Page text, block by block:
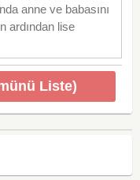
anne ve babasını
ardından lise
Liste)